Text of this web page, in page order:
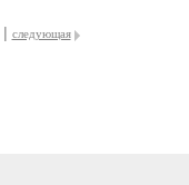
| следующая